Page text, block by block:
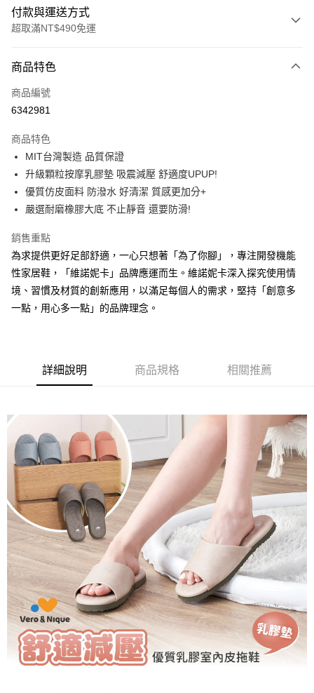
付款與運送方式
超取滿NT$490免運
信用卡一次付款
超商取貨付款
Apple Pay
街口支付
悠遊付
Google Pay
AFTEE先享後付
相關說明
【關於「AFTEE先享後付」】
AFTEE先享後付是「在收到商品之後才付款」的支付方式。 讓您購物簡單
便利好安心！
【「AFTEE先享後付」結帳流程】
２．訂單成立數日內，您將收到繳費通知簡訊。
３．收到繳費通知簡訊後14天內，點擊此簡訊中的連結，可透過四大超商／
ATM／網路銀行／等多元方式進行付款，方視為交易完成。
※ 請注意：結帳手續完成當下不需立刻繳費，但若您需要取消訂單，請聯絡
購買商品的店家。未經商家同意取消之訂單仍視為有效，需透過AFTEE先享
後付繳納相關費用。
※ 交易是否成功請以「AFTEE先享後付 」之結帳頁面顯示為準，若有關於
是否繳費成功／繳費後需取消欲退款等相關疑問，請聯繫「AFTEE先享後付
客戶支援中心」https://netprotections.freshdesk.com/support/home
【注意事項】
１．透過由恩沛科技股份有限公司提供之「AFTEE先享後付」服務完成之交
易，需依本服務之必要範圍內提供個人資料，並將交易相關給付款項請求債
權轉讓予恩沛科技股份有限公司。
２．關於個人資料處理事宜，請瀏覽以下網址：
https://aftee.tw/terms/#terms3
３．未成年的使用者請事先徵得法定代理人或監護人之同意方可使用
「AFTEE先享後付」，若未經同意申辦者引起之損失，本公司不負相關責
任。
４．使用「AFTEE先享後付」時，將依據個別帳號之用戶狀況，依本公司即
時審查核予不同之上限額度；若仍有額度不足之情形，本公司將視審查結果
每筆NT$80，滿NT$490(含以上)免運費
每筆NT$80，滿NT$490(含以上)免運費
7-11取貨付款
每筆NT$80，滿NT$490(含以上)免運費
付款後 7-11取貨
每筆NT$80，滿NT$490(含以上)免運費
宅配
每筆NT$80，滿NT$490(含以上)免運費
離島宅配
每筆NT$150，滿NT$800(含以上)免運費
港澳地區 查看運費
商品特色
商品編號
6342981
商品特色
MIT台灣製造 品質保證
升級顆粒按摩乳膠墊 吸震減壓 舒適度UPUP!
優質仿皮面料 防潑水 好清潔 質感更加分+
嚴選耐磨橡膠大底 不止靜音 還要防滑!
銷售重點
為求提供更好足部舒適，一心只想著「為了你腳」，專注開發機能
性家居鞋，「維諾妮卡」品牌應運而生。維諾妮卡深入探究使用情
境、習慣及材質的創新應用，以滿足每個人的需求，堅持「創意多
一點，用心多一點」的品牌理念。
詳細說明 商品規格 相關推薦